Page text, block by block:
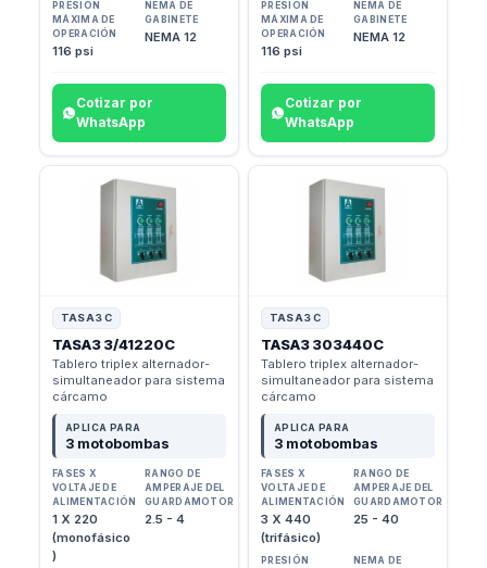
PRESIÓN
MÁXIMA DE
OPERACIÓN
116 psi
NEMA DE
GABINETE
NEMA 12
Cotizar por
WhatsApp
PRESIÓN
MÁXIMA DE
OPERACIÓN
116 psi
NEMA DE
GABINETE
NEMA 12
Cotizar por
WhatsApp
TASA3 C
TASA3 3/41220C
Tablero triplex alternador-
simultaneador para sistema
cárcamo
APLICA PARA
3 motobombas
FASES X
VOLTAJE DE
ALIMENTACIÓN
1 X 220
(monofásico
)
RANGO DE
AMPERAJE DEL
GUARDAMOTOR
2.5 - 4
TASA3 C
TASA3 303440C
Tablero triplex alternador-
simultaneador para sistema
cárcamo
APLICA PARA
3 motobombas
FASES X
VOLTAJE DE
ALIMENTACIÓN
3 X 440
(trifásico)
RANGO DE
AMPERAJE DEL
GUARDAMOTOR
25 - 40
PRESIÓN
NEMA DE